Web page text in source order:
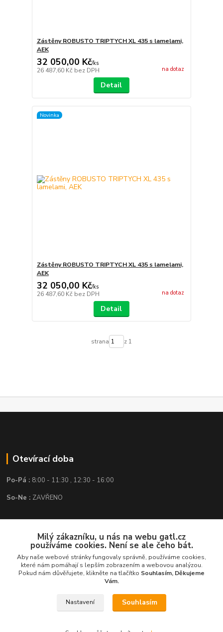
Zástěny ROBUSTO TRIPTYCH XL 435 s lamelami,
AEK
32 050,00 Kč/ks
26 487,60 Kč bez DPH na dotaz
Detail
Novinka
Zástěny ROBUSTO TRIPTYCH XL 435 s lamelami,
AEK
32 050,00 Kč/ks
26 487,60 Kč bez DPH na dotaz
Detail
strana z 1
Otevírací doba
Po-Pá : 8:00 - 11:30 , 12:30 - 16:00
So-Ne : ZAVŘENO
Kontakt
GATL s.r.o.
obchod@gatl.cz,info@gatl.cz
Milý zákazníku, u nás na webu gatl.cz
používáme cookies. Není se ale čeho bát.
Aby naše webové stránky fungovaly správně, používáme cookies,
které nám pomáhají s lepším zobrazením a webovou analýzou.
Pokud nám důvěřujete, klikněte na tlačítko Souhlasím, Děkujeme
Vám.
Nastavení Souhlasím